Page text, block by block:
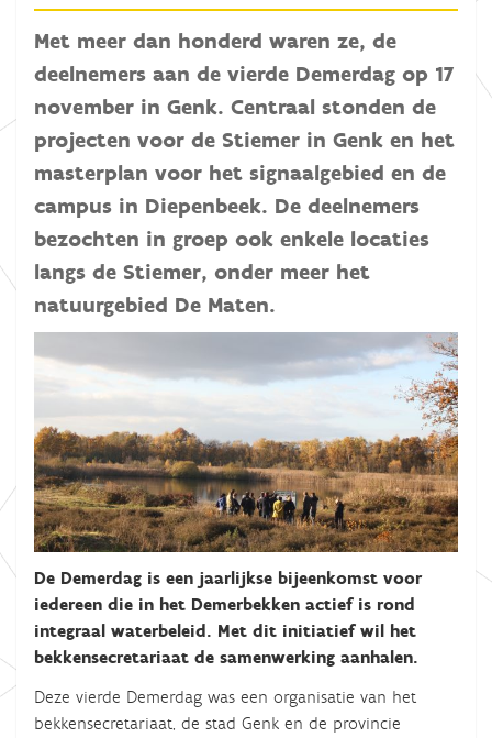
Met meer dan honderd waren ze, de
deelnemers aan de vierde Demerdag op 17
november in Genk. Centraal stonden de
projecten voor de Stiemer in Genk en het
masterplan voor het signaalgebied en de
campus in Diepenbeek. De deelnemers
bezochten in groep ook enkele locaties
langs de Stiemer, onder meer het
natuurgebied De Maten.
De Demerdag is een jaarlijkse bijeenkomst voor
iedereen die in het Demerbekken actief is rond
integraal waterbeleid. Met dit initiatief wil het
bekkensecretariaat de samenwerking aanhalen.
Deze vierde Demerdag was een organisatie van het
bekkensecretariaat, de stad Genk en de provincie